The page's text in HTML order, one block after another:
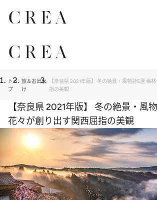
トッ
プ
旅＆お出か
け
【奈良県 2021年版】 冬の絶景・風物詩5選 梅
指の美観
【奈良県 2021年版】 冬の絶景・風物詩5選 梅林の
花々が創り出す関西屈指の美観